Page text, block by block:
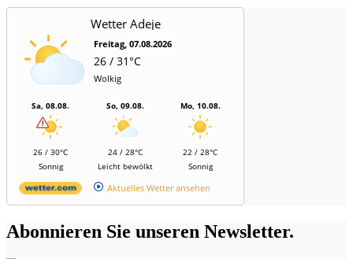
Wetter Adeje
Freitag, 07.08.2026
26 / 31°C
Wolkig
Sa, 08.08.
26 / 30°C
Sonnig
So, 09.08.
24 / 28°C
Leicht bewölkt
Mo, 10.08.
22 / 28°C
Sonnig
Aktuelles Wetter ansehen
Abonnieren Sie unseren Newsletter.